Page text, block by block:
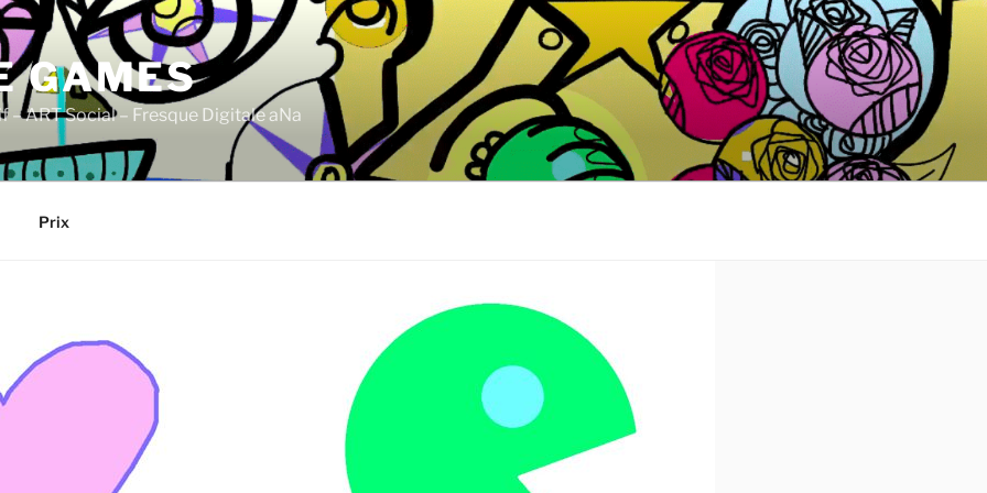
GAMES
ART Social – Fresque Digitale aNa
Prix